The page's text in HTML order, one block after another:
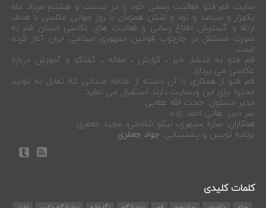
سایت قم فتو فعالیت رسمی خود را در بیست و هشتم مرداد ماه
یکهزار و سیصد و نود و شش همزمان با روز جهانی عکاسی با هدف
ارتقا و گسترش اطلاع رسانی و فعالیت های عکاسی استان قم به
صورت مستقل در چارچوب قوانین جمهوری اسلامی ایران آغاز کرده
است.
قم فتو به انتشار خبر ، گزارش ، مقاله ، گفتگو و آموزش درباره
عکاسی می پردازد.
قم فتو از همکاری با آن دسته از علاقه مندانی که تمایل به تولید
محتوا برای این وبسایت دارند استقبال می نماید.
مدیر مسئول: حجت الله عطایی
سر دبیر: هانی احمد زاده
همکاران: ساره سپهری، نیکو شامخی، مجید جعفری
برنامه نویس و پشتبیانی: جواد جعفری
کلمات کلیدی